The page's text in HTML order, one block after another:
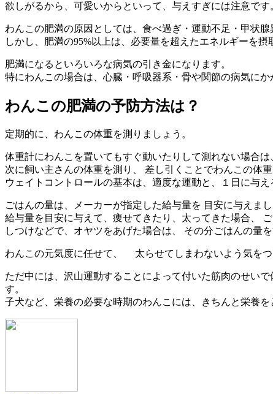
欲しがるから、可愛いからといって、与えすぎには注意です
わんこの肥満の原因としては、食べ過ぎ・運動不足・甲状腺
しかし、肥満の95%以上は、必要量を超えたエネルギーを摂
肥満になるといろいろな病気の引き金になります。
特にわんこの場合は、心臓・呼吸器系・骨や関節の病気にか
わんこの肥満の予防方法は？
定期的に、わんこの体重を測りましょう。
体重計にわんこを置いてもすぐ動いたりして測れない場合
次に飼い主さんの体重を測り、 差し引くことでわんこの体
ウェイトコントロールの基本は、適度な運動と、１日に与
ごはんの量は、メーカーが指定した給与量を 目安に与えまし
給与量を目安に与えて、痩せてきたり、太ってきた場合、
しつけなどで、オヤツをあげた場合は、 その分ごはんの量を
わんこの元気度に任せて、 太らせてしまわないよう気をつ
ただ中には、沢山運動することによって付いた筋肉のせい
す。
子犬など、栄養の必要な時期のわんこには、きちんと栄養を